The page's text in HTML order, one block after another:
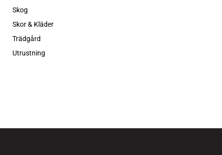
Skog
Skor & Kläder
Trädgård
Utrustning